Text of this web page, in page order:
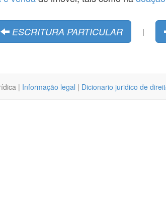
ESCRITURA PARTICULAR |
| Informação legal | Dicionario juridico de